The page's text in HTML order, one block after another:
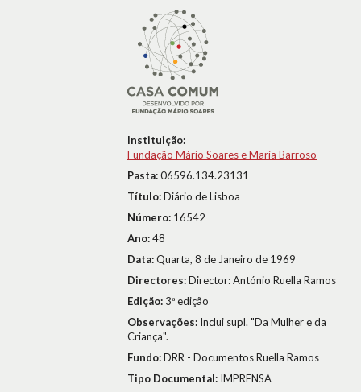
Instituição:
Fundação Mário Soares e Maria Barroso
Pasta:06596.134.23131
Título:Diário de Lisboa
Número: 16542
Ano:48
Data:Quarta, 8 de Janeiro de 1969
Directores:Director: António Ruella Ramos
Edição:3ª edição
Observações: Inclui supl. "Da Mulher e da
Criança".
Fundo:DRR - Documentos Ruella Ramos
Tipo Documental: IMPRENSA